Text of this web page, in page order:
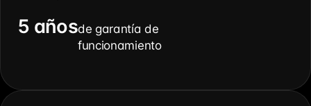
5 añosde garantía de
funcionamiento